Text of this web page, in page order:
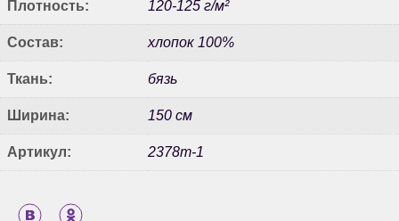
Плотность: 120-125 г/м²
Состав: хлопок 100%
Ткань: бязь
Ширина: 150 см
Артикул: 2378т-1